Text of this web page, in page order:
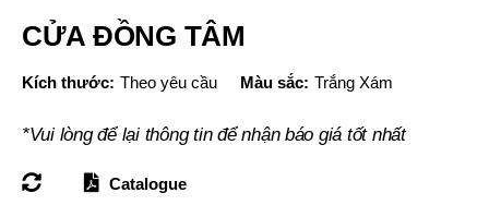
CỬA ĐỒNG TÂM
Kích thước: Theo yêu cầu Màu sắc: Trắng Xám
*Vui lòng để lại thông tin để nhận báo giá tốt nhất
Catalogue